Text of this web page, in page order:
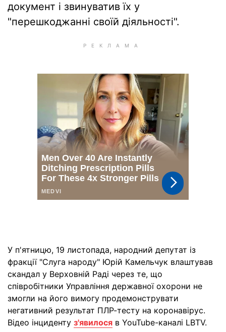
документ і звинуватив їх у
"перешкоджанні своїй діяльності".
У п'ятницю, 19 листопада, народний депутат із
фракції "Слуга народу" Юрій Камельчук влаштував
скандал у Верховній Раді через те, що
співробітники Управління державної охорони не
змогли на його вимогу продемонструвати
негативний результат ПЛР-тесту на коронавірус.
Відео інциденту з'явилося в YouTube-каналі LBTV.